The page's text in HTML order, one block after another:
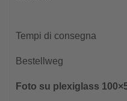
Foto su plexiglass